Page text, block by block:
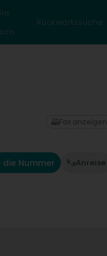
Rückwärtssuche
die Nummer Anreise
Fax anzeigen